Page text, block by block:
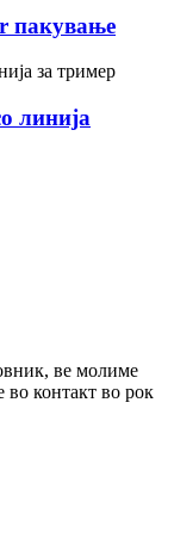
пакување
линија
ве молиме
во контакт во рок